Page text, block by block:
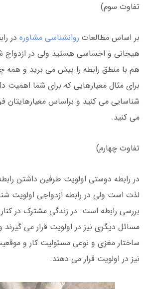
تفاوت سوم)
بر اساس مطالعات روانشناسی مشاوره در
هیجانی و احساسی هستید ولی در
هم با منطق رابطه را پیش می برید و همه
برای مثال معیارهایی که برای شما اهمیت
شناسایی می کنید و براساس معیارهایتان
می کنید.
تفاوت چهارم)
در رابطه دوستی اولویت طرفین داشتن
لذت است ولی در رابطه ازدواجی اولویت
بررسی رابطه است. در زندگی مشترک در
مسائل دیگری نیز در اولویت قرار می
ساختار مغزی و نوعی مسئولیت کار و
نیز در اولویت قرار می دهند.